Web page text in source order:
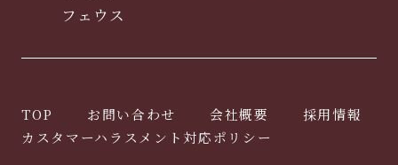
フェウス
TOP お問い合わせ 会社概要
採用情報
カスタマーハラスメント対応ポリシー